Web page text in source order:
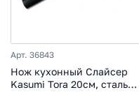
Арт. 36843
Нож кухонный Слайсер
Kasumi Tora 20см, сталь